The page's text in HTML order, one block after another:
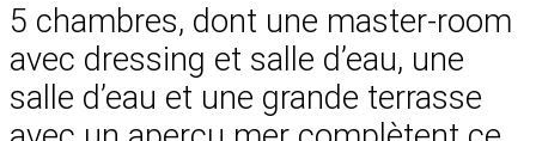
5 chambres, dont une master-room
avec dressing et salle d’eau, une
salle d’eau et une grande terrasse